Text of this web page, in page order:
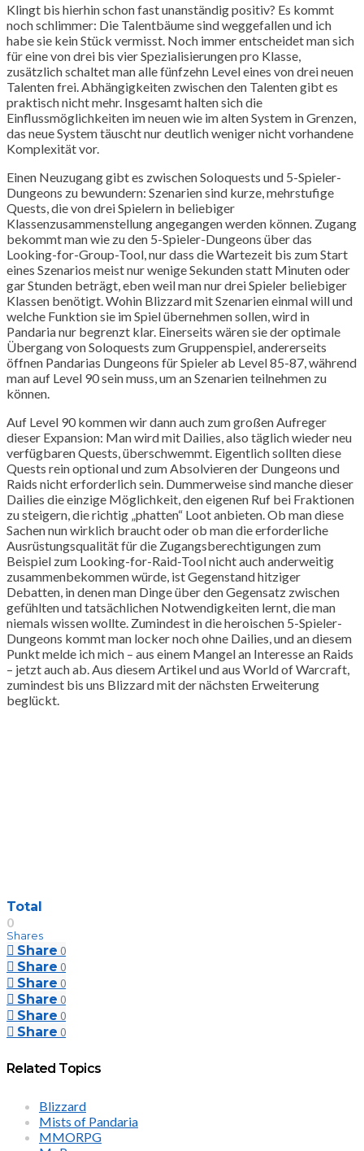
Klingt bis hierhin schon fast unanständig positiv? Es kommt
noch schlimmer: Die Talentbäume sind weggefallen und ich
habe sie kein Stück vermisst. Noch immer entscheidet man sich
für eine von drei bis vier Spezialisierungen pro Klasse,
zusätzlich schaltet man alle fünfzehn Level eines von drei neuen
Talenten frei. Abhängigkeiten zwischen den Talenten gibt es
praktisch nicht mehr. Insgesamt halten sich die
Einflussmöglichkeiten im neuen wie im alten System in Grenzen,
das neue System täuscht nur deutlich weniger nicht vorhandene
Komplexität vor.
Einen Neuzugang gibt es zwischen Soloquests und 5-Spieler-
Dungeons zu bewundern: Szenarien sind kurze, mehrstufige
Quests, die von drei Spielern in beliebiger
Klassenzusammenstellung angegangen werden können. Zugang
bekommt man wie zu den 5-Spieler-Dungeons über das
Looking-for-Group-Tool, nur dass die Wartezeit bis zum Start
eines Szenarios meist nur wenige Sekunden statt Minuten oder
gar Stunden beträgt, eben weil man nur drei Spieler beliebiger
Klassen benötigt. Wohin Blizzard mit Szenarien einmal will und
welche Funktion sie im Spiel übernehmen sollen, wird in
Pandaria nur begrenzt klar. Einerseits wären sie der optimale
Übergang von Soloquests zum Gruppenspiel, andererseits
öffnen Pandarias Dungeons für Spieler ab Level 85-87, während
man auf Level 90 sein muss, um an Szenarien teilnehmen zu
können.
Auf Level 90 kommen wir dann auch zum großen Aufreger
dieser Expansion: Man wird mit Dailies, also täglich wieder neu
verfügbaren Quests, überschwemmt. Eigentlich sollten diese
Quests rein optional und zum Absolvieren der Dungeons und
Raids nicht erforderlich sein. Dummerweise sind manche dieser
Dailies die einzige Möglichkeit, den eigenen Ruf bei Fraktionen
zu steigern, die richtig „phatten“ Loot anbieten. Ob man diese
Sachen nun wirklich braucht oder ob man die erforderliche
Ausrüstungsqualität für die Zugangsberechtigungen zum
Beispiel zum Looking-for-Raid-Tool nicht auch anderweitig
zusammenbekommen würde, ist Gegenstand hitziger
Debatten, in denen man Dinge über den Gegensatz zwischen
gefühlten und tatsächlichen Notwendigkeiten lernt, die man
niemals wissen wollte. Zumindest in die heroischen 5-Spieler-
Dungeons kommt man locker noch ohne Dailies, und an diesem
Punkt melde ich mich – aus einem Mangel an Interesse an Raids
– jetzt auch ab. Aus diesem Artikel und aus World of Warcraft,
zumindest bis uns Blizzard mit der nächsten Erweiterung
beglückt.
Total
0
Shares
Share 0
Share 0
Share 0
Share 0
Share 0
Share 0
Related Topics
Blizzard
Mists of Pandaria
MMORPG